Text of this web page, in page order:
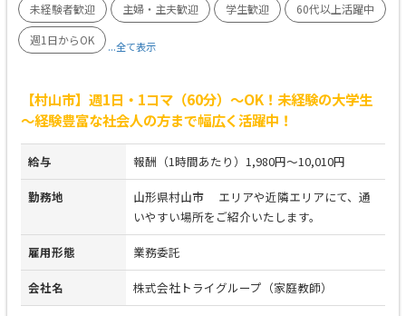
未経験者歓迎 主婦・主夫歓迎 学生歓迎
60代以上活躍中
週1日からOK
...全て表示
【村山市】週1日・1コマ（60分）～OK！未経験の大学生
～経験豊富な社会人の方まで幅広く活躍中！
給与 報酬（1時間あたり）1,980円～10,010円
勤務地
山形県村山市 エリアや近隣エリアにて、通
いやすい場所をご紹介いたします。
雇用形態 業務委託
会社名 株式会社トライグループ（家庭教師）